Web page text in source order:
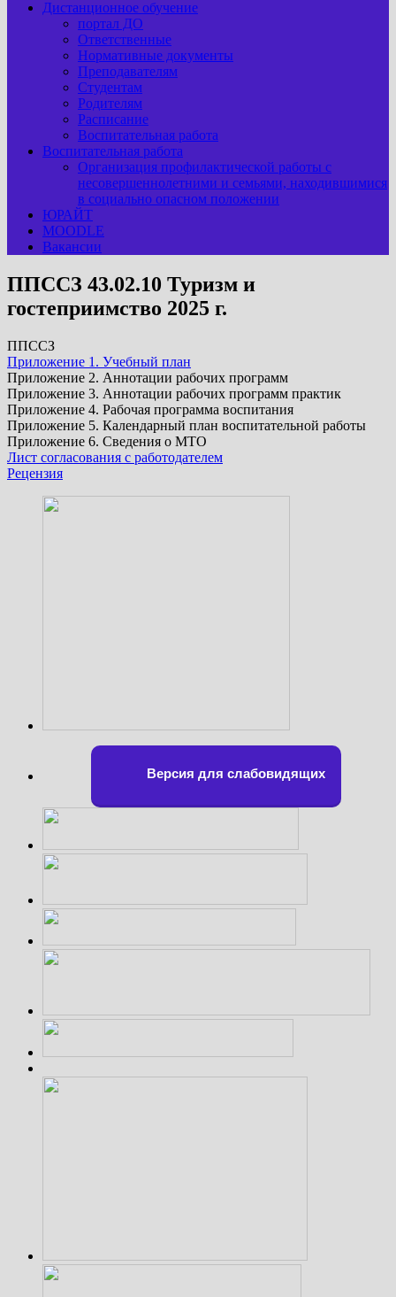
Дистанционное обучение
портал ДО
Ответственные
Нормативные документы
Преподавателям
Студентам
Родителям
Расписание
Воспитательная работа
Воспитательная работа
Организация профилактической работы с
несовершеннолетними и семьями, находившимися
в социально опасном положении
ЮРАЙТ
MOODLE
Вакансии
ППССЗ 43.02.10 Туризм и
гостеприимство 2025 г.
ППССЗ
Приложение 1. Учебный план
Приложение 2. Аннотации рабочих программ
Приложение 3. Аннотации рабочих программ практик
Приложение 4. Рабочая программа воспитания
Приложение 5. Календарный план воспитательной работы
Приложение 6. Сведения о МТО
Лист согласования с работодателем
Рецензия
Версия для слабовидящих